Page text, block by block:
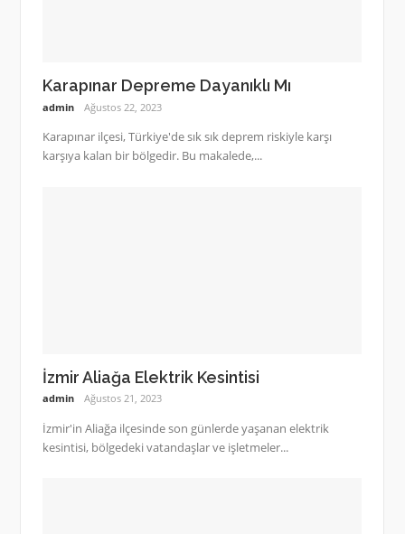
Karapınar Depreme Dayanıklı Mı
admin Ağustos 22, 2023
Karapınar ilçesi, Türkiye'de sık sık deprem riskiyle karşı
karşıya kalan bir bölgedir. Bu makalede,...
İzmir Aliağa Elektrik Kesintisi
admin Ağustos 21, 2023
İzmir'in Aliağa ilçesinde son günlerde yaşanan elektrik
kesintisi, bölgedeki vatandaşlar ve işletmeler...